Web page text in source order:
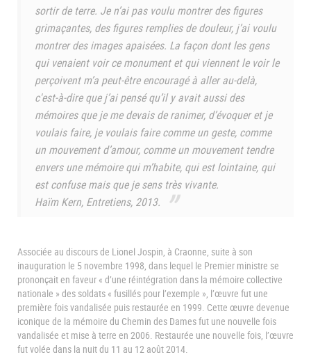
sortir de terre. Je n’ai pas voulu montrer des figures
grimaçantes, des figures remplies de douleur, j’ai voulu
montrer des images apaisées. La façon dont les gens
qui venaient voir ce monument et qui viennent le voir le
perçoivent m’a peut-être encouragé à aller au-delà,
c'est-à-dire que j’ai pensé qu’il y avait aussi des
mémoires que je me devais de ranimer, d’évoquer et je
voulais faire, je voulais faire comme un geste, comme
un mouvement d’amour, comme un mouvement tendre
envers une mémoire qui m’habite, qui est lointaine, qui
est confuse mais que je sens très vivante.
Haïm Kern, Entretiens, 2013.
Associée au discours de Lionel Jospin, à Craonne, suite à son
inauguration le 5 novembre 1998, dans lequel le Premier ministre se
prononçait en faveur « d’une réintégration dans la mémoire collective
nationale » des soldats « fusillés pour l’exemple », l’œuvre fut une
première fois vandalisée puis restaurée en 1999. Cette œuvre devenue
iconique de la mémoire du Chemin des Dames fut une nouvelle fois
vandalisée et mise à terre en 2006. Restaurée une nouvelle fois, l’œuvre
fut volée dans la nuit du 11 au 12 août 2014.